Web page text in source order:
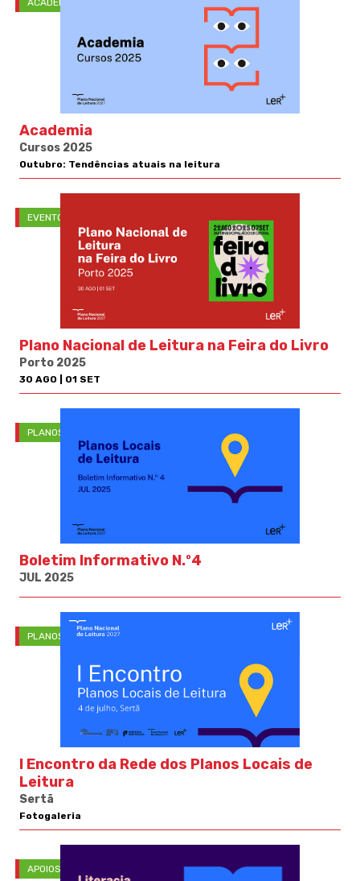
ACADEMIA
Academia
Cursos 2025
Outubro: Tendências atuais na leitura
EVENTOS
Plano Nacional de Leitura na Feira do Livro
Porto 2025
30 AGO | 01 SET
PLANOS LOCAIS DE LEITURA
Boletim Informativo N.º4
JUL 2025
PLANOS LOCAIS DE LEITURA
I Encontro da Rede dos Planos Locais de
Leitura
Sertã
Fotogaleria
APOIOS